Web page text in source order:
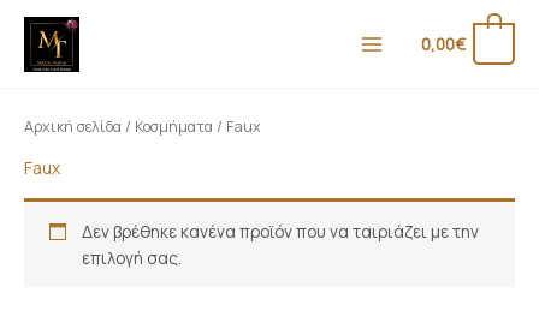
Μετάβαση
περιεχόμενο
0,00€
Αρχική σελίδα / Κοσμήματα / Faux
Faux
Δεν βρέθηκε κανένα προϊόν που να ταιριάζει με την
επιλογή σας.